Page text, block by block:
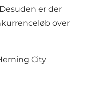
er der
over
City